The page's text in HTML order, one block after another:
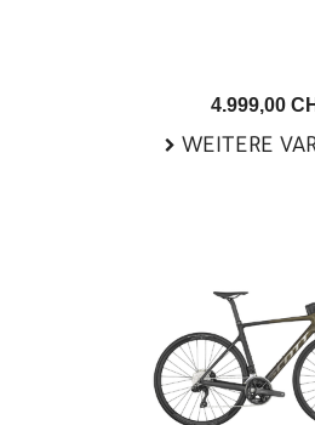
4.999,00
WEITERE